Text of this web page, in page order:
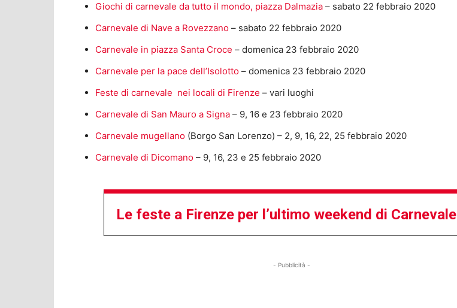
Giochi di carnevale da tutto il mondo, piazza Dalmazia – sabato 22 febbraio 2020
Carnevale di Nave a Rovezzano – sabato 22 febbraio 2020
Carnevale in piazza Santa Croce – domenica 23 febbraio 2020
Carnevale per la pace dell’Isolotto – domenica 23 febbraio 2020
Feste di carnevale nei locali di Firenze – vari luoghi
Carnevale di San Mauro a Signa – 9, 16 e 23 febbraio 2020
Carnevale mugellano (Borgo San Lorenzo) – 2, 9, 16, 22, 25 febbraio 2020
Carnevale di Dicomano – 9, 16, 23 e 25 febbraio 2020
Le feste a Firenze per l’ultimo weekend di Carnevale
- Pubblicità -